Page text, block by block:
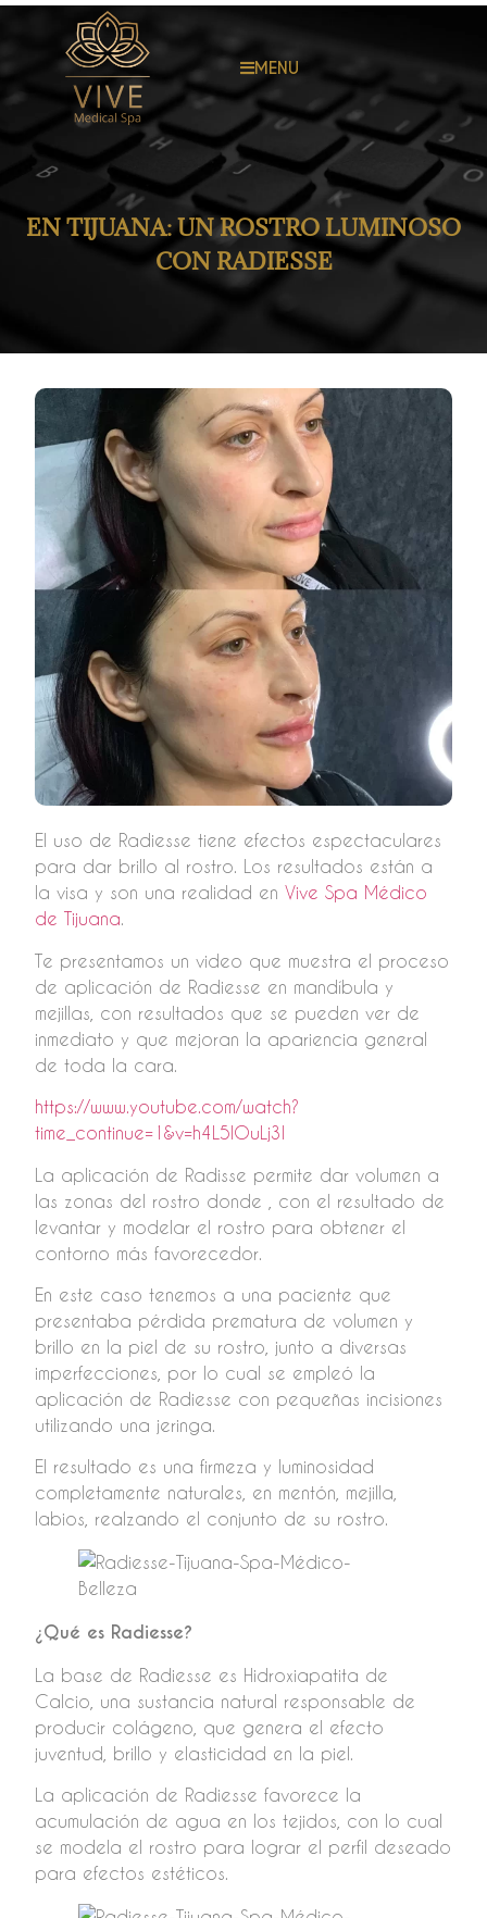
MENU
EN TIJUANA: UN ROSTRO LUMINOSO
CON RADIESSE
El uso de Radiesse tiene efectos espectaculares
para dar brillo al rostro. Los resultados están a
la visa y son una realidad en Vive Spa Médico
de Tijuana.
Te presentamos un video que muestra el proceso
de aplicación de Radiesse en mandíbula y
mejillas, con resultados que se pueden ver de
inmediato y que mejoran la apariencia general
de toda la cara.
https://www.youtube.com/watch?
time_continue=1&v=h4L5IOuLj3I
La aplicación de Radisse permite dar volumen a
las zonas del rostro donde , con el resultado de
levantar y modelar el rostro para obtener el
contorno más favorecedor.
En este caso tenemos a una paciente que
presentaba pérdida prematura de volumen y
brillo en la piel de su rostro, junto a diversas
imperfecciones, por lo cual se empleó la
aplicación de Radiesse con pequeñas incisiones
utilizando una jeringa.
El resultado es una firmeza y luminosidad
completamente naturales, en mentón, mejilla,
labios, realzando el conjunto de su rostro.
¿Qué es Radiesse?
La base de Radiesse es Hidroxiapatita de
Calcio, una sustancia natural responsable de
producir colágeno, que genera el efecto
juventud, brillo y elasticidad en la piel.
La aplicación de Radiesse favorece la
acumulación de agua en los tejidos, con lo cual
se modela el rostro para lograr el perfil deseado
para efectos estéticos.